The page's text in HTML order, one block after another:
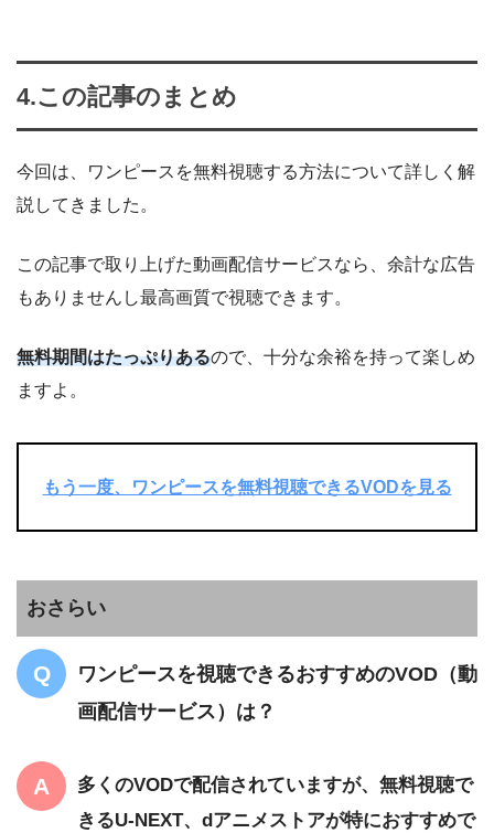
4.この記事のまとめ
今回は、ワンピースを無料視聴する方法について詳しく解
説してきました。
この記事で取り上げた動画配信サービスなら、余計な広告
もありませんし最高画質で視聴できます。
無料期間はたっぷりあるので、十分な余裕を持って楽しめ
ますよ。
もう一度、ワンピースを無料視聴できるVODを見る
おさらい
ワンピースを視聴できるおすすめのVOD（動
画配信サービス）は？
多くのVODで配信されていますが、無料視聴で
きるU-NEXT、dアニメストアが特におすすめで